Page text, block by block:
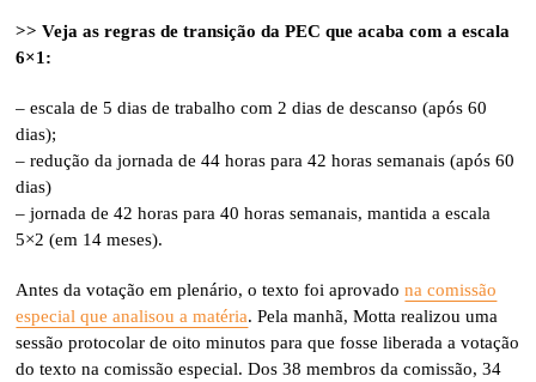
>> Veja as regras de transição da PEC que acaba com a escala
6×1:
– escala de 5 dias de trabalho com 2 dias de descanso (após 60
dias);
– redução da jornada de 44 horas para 42 horas semanais (após 60
dias)
– jornada de 42 horas para 40 horas semanais, mantida a escala
5×2 (em 14 meses).
Antes da votação em plenário, o texto foi aprovadona comissão
especial que analisou a matéria. Pela manhã, Motta realizou uma
sessão protocolar de oito minutos para que fosse liberada a votação
do texto na comissão especial. Dos 38 membros da comissão, 34